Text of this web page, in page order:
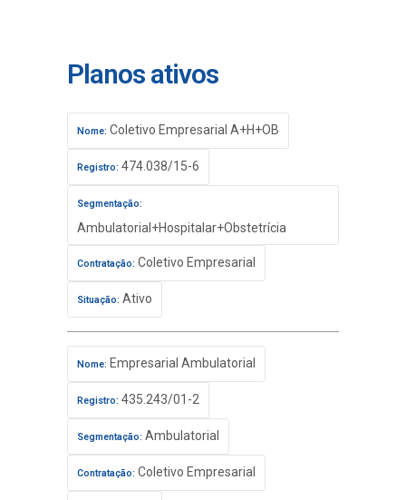
Planos ativos
Nome: Coletivo Empresarial A+H+OB
Registro: 474.038/15-6
Segmentação:
Ambulatorial+Hospitalar+Obstetrícia
Contratação: Coletivo Empresarial
Situação: Ativo
Nome: Empresarial Ambulatorial
Registro: 435.243/01-2
Segmentação: Ambulatorial
Contratação: Coletivo Empresarial